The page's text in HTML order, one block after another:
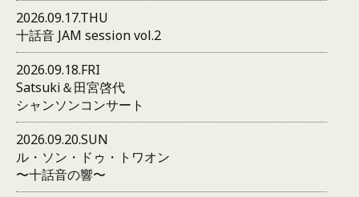
2026.09.17.THU
十話音 JAM session vol.2
2026.09.18.FRI
Satsuki＆田宮啓代
シャンソンコンサート
2026.09.20.SUN
ル・ソン・ドゥ・トワオン
〜十話音の響〜